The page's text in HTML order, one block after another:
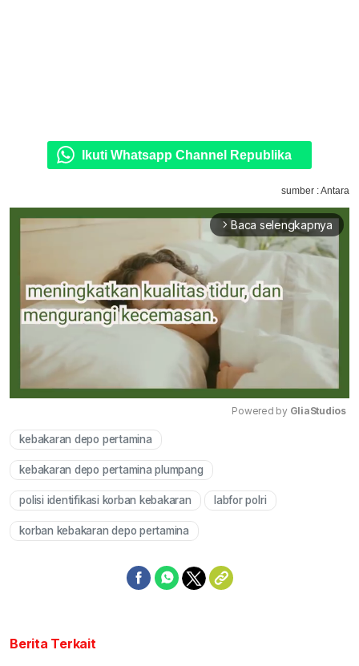
Ikuti Whatsapp Channel Republika
sumber : Antara
arrow_forward_ios Baca selengkapnya
Powered by GliaStudios
kebakaran depo pertamina
kebakaran depo pertamina plumpang
polisi identifikasi korban kebakaran labfor polri
korban kebakaran depo pertamina
Berita Terkait